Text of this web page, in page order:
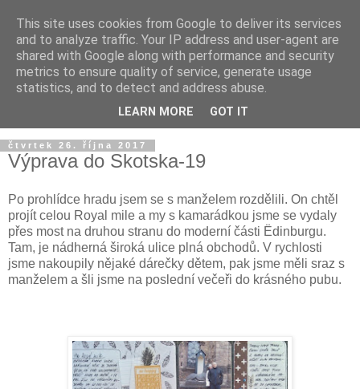
čtvrtek 26. října 2017
Výprava do Skotska-19
Po prohlídce hradu jsem se s manželem rozdělili. On chtěl
projít celou Royal mile a my s kamarádkou jsme se vydaly
přes most na druhou stranu do moderní části Ëdinburgu.
Tam, je nádherná široká ulice plná obchodů. V rychlosti
jsme nakoupily nějaké dárečky dětem, pak jsme měli sraz s
manželem a šli jsme na poslední večeři do krásného pubu.
This site uses cookies from Google to deliver its services
and to analyze traffic. Your IP address and user-agent are
shared with Google along with performance and security
metrics to ensure quality of service, generate usage
statistics, and to detect and address abuse.
LEARN MORE GOT IT